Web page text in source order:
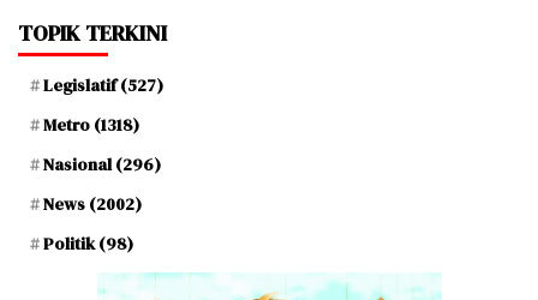
TOPIK TERKINI
Legislatif(527)
Metro (1318)
Nasional(296)
News (2002)
Politik(98)